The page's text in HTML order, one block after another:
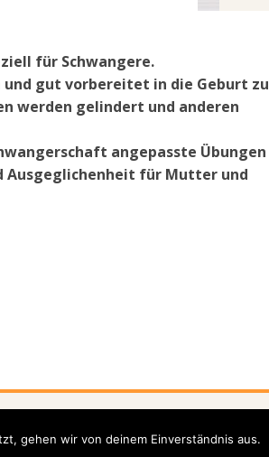
für Schwangere.
gut vorbereitet in die Geburt zu
werden gelindert und anderen
angepasste Übungen
Ausgeglichenheit für Mutter und
Kurse Kontakt Anfahrt
gehen wir von deinem Einverständnis aus.